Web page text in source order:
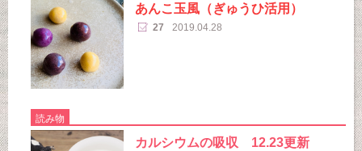
あんこ玉風（ぎゅうひ活用）
27 2019.04.28
読み物
カルシウムの吸収 12.23更新